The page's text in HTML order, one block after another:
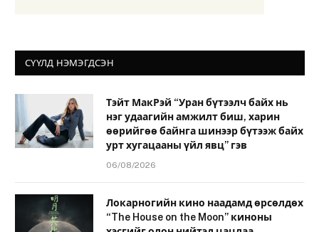
СҮҮЛД НЭМЭГДСЭН
Тэйт МакРэй “Уран бүтээлч байх нь
нэг удаагийн амжилт биш, харин
өөрийгөө байнга шинээр бүтээж байх
урт хугацааны үйл явц” гэв
06/08/2026
Локарногийн кино наадамд өрсөлдөх
“The House on the Moon” киноны